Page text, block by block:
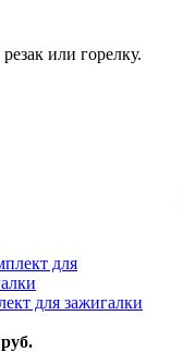
или горелку.
для зажигалки